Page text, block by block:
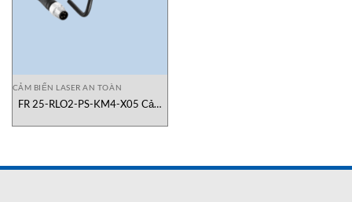
CẢM BIẾN LASER AN TOÀN
FR 25-RLO2-PS-KM4-X05 Cảm